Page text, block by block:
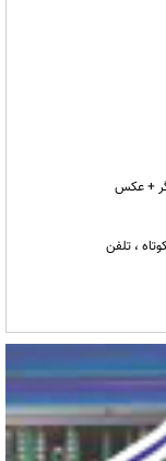
+ عکس
، تلفن